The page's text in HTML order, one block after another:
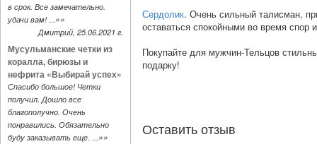
в срок. Все замечательно.
удачи вам! ...»»
Дмитрий, 25.06.2021 г.
Мусульманские четки из
коралла, бирюзы и
нефрита «Выбирай успех»
Спасибо большое! Четки
получил. Дошло все
благополучно. Очень
понравились. Обязательно
буду заказывать еще. ...»»
Сердолик. Очень сильный талисман,
оставаться спокойными во время спор
Покупайте для мужчин-Тельцов
подарку!
Оставить отзыв